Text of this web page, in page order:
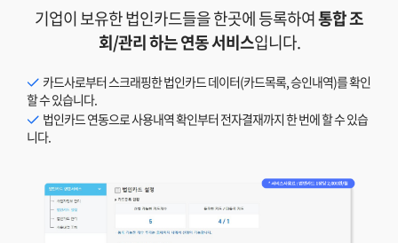
기업이 보유한 법인카드들을 한곳에 등록하여통합 조
회/관리 하는 연동 서비스입니다.
카드사로부터 스크래핑한 법인카드 데이터(카드목록, 승인내역)를 확인
할 수 있습니다.
법인카드 연동으로 사용내역 확인부터 전자결재까지 한 번에 할 수 있습
니다.